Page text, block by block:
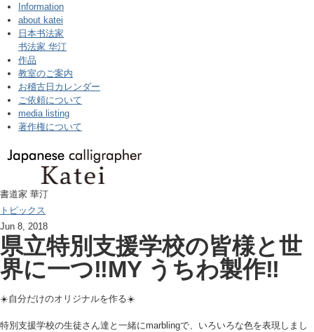
Information
about katei
日本书法家
书法家 华汀
作品
教室のご案内
お稽古日カレンダー
ご依頼について
media listing
著作権について
書道家 華汀
トピックス
Jun 8, 2018
県立特別支援学校の皆様と世
界に一つ‼️MY うちわ製作‼️
☀️自分だけのオリジナルを作る☀️
特別支援学校の生徒さん達と一緒にmarblingで、いろいろな色を表現しまし